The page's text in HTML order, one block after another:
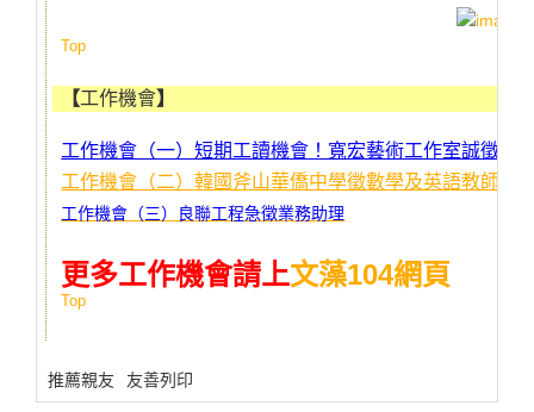
Top
【工作機會】
工作機會（一）短期工讀機會！寬宏藝術工作室誠徵工
工作機會（二）韓國斧山華僑中學徵數學及英語教師各
工作機會 （三） 良聯工程急徵業務助理
更多工作機會請上文藻104網頁
Top
推薦親友 友善列印